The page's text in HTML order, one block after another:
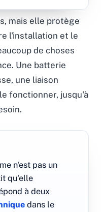
mais elle protège
l'installation et le
de choses
Une batterie
une liaison
fonctionner, jusqu'à
n'est pas un
qu'elle
à deux
dans le